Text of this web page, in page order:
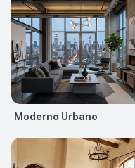
Moderno Urbano